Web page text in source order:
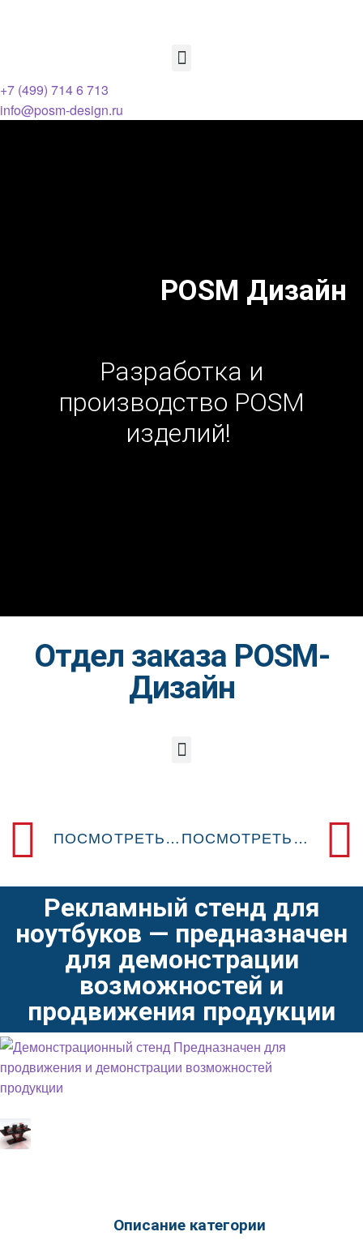
+7 (499) 714 6 713
info@posm-design.ru
POSM Дизайн
Разработка и
производство POSM
изделий!
Отдел заказа POSM-
Дизайн
ПОСМОТРЕТЬ ПРЕДЫДУЩИЙ POSM-ДИЗАЙН ПОСМОТРЕТЬ СЛЕДУЮЩИЙ POSM-ДИЗАЙН
Рекламный стенд для
ноутбуков — предназначен
для демонстрации
возможностей и
продвижения продукции
Описание категории